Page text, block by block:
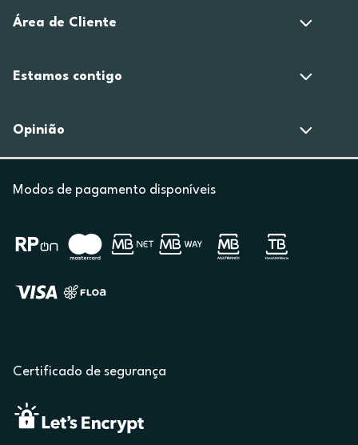
Área de Cliente
Estamos contigo
Opinião
Modos de pagamento disponíveis
Certificado de segurança